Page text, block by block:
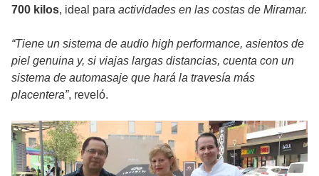
700 kilos, ideal para actividades en las costas de Miramar.
“Tiene un sistema de audio high performance, asientos de
piel genuina y, si viajas largas distancias, cuenta con un
sistema de automasaje que hará la travesía más
placentera”, reveló.